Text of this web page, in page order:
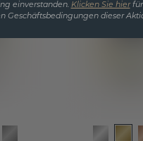
einverstanden. Klicken Sie hierfür
Geschäftsbedingungen dieser